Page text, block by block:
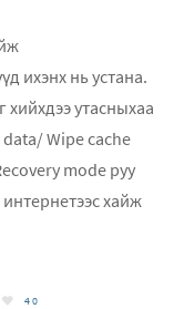
ихэнх нь устана.
хийхдээ утасныхаа
Wipe cache
mode руу
хайж
40